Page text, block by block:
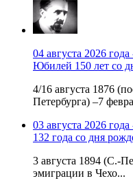
04 августа 2026
Юбилей 150 лет со
4/16 августа 1876
Петербурга) –7
03 августа 2026
132 года со дня
3 августа 1894 (С.-
эмиграции в Чехо...